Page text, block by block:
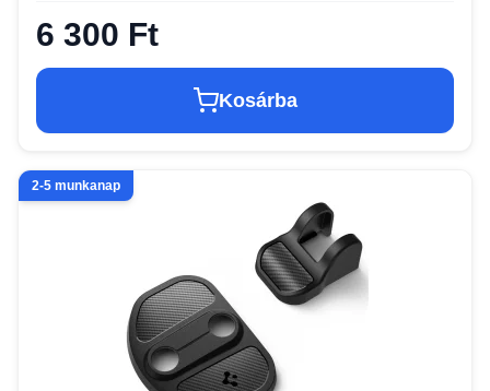
6 300 Ft
Kosárba
2-5 munkanap